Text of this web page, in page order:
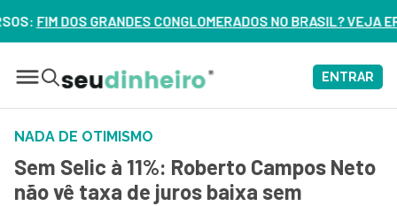
NO BRASIL? VEJA ERROS DE 3 DELES – ASSISTA
ENTRAR
NADA DE OTIMISMO
Sem Selic à 11%: Roberto Campos Neto
não vê taxa de juros baixa sem